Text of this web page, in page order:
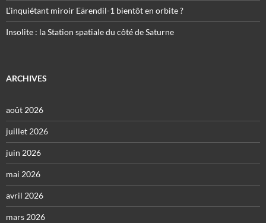
L’inquiétant miroir Eärendil-1 bientôt en orbite ?
Insolite : la Station spatiale du côté de Saturne
ARCHIVES
août 2026
juillet 2026
juin 2026
mai 2026
avril 2026
mars 2026